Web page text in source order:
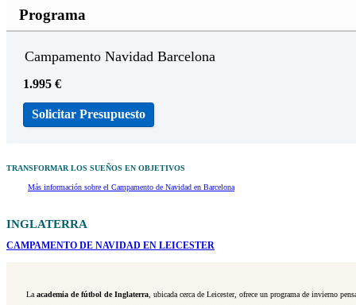
Programa
Campamento Navidad Barcelona
1.995 €
Solicitar Presupuesto
TRANSFORMAR LOS SUEÑOS EN OBJETIVOS
Más información sobre el Campamento de Navidad en Barcelona
INGLATERRA
CAMPAMENTO DE NAVIDAD EN LEICESTER
La academia de fútbol de Inglaterra, ubicada cerca de Leicester, ofrece un programa de invierno